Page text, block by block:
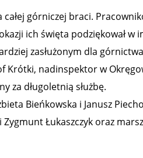
całej górniczej braci.
ich święta podziękował w
zasłużonym dla
Krótki, nadinspektor w
za długoletnią służbę.
Bieńkowska i Janusz
Łukaszczyk oraz